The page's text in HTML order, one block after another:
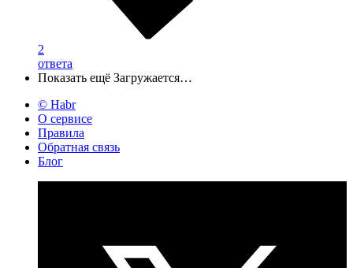
2
ответа
Показать ещё Загружается…
© Habr
О сервисе
Правила
Обратная связь
Блог